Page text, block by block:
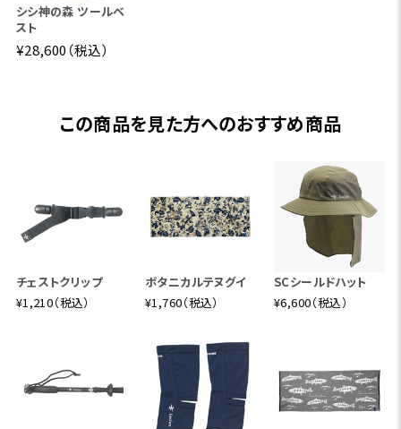
シシ神の森 ツールベ
スト
¥28,600（税込）
この商品を見た方へのおすすめ商品
チェストクリップ
¥1,210（税込）
ボタニカルテヌグイ
¥1,760（税込）
SCシールドハット
¥6,600（税込）